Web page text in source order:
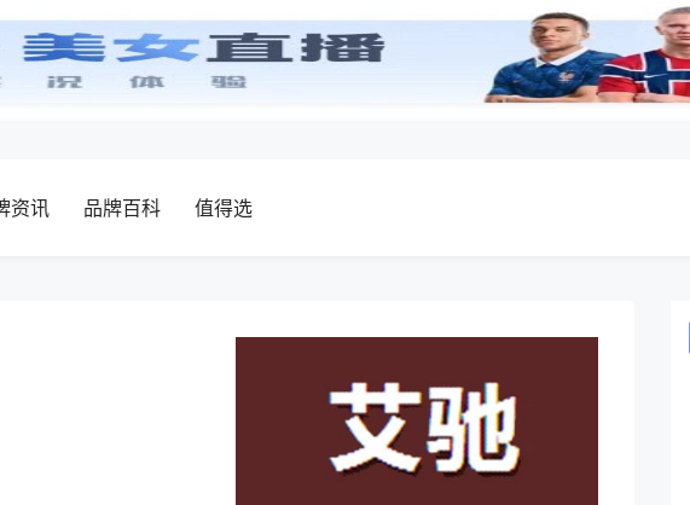
资讯 品牌百科 值得选